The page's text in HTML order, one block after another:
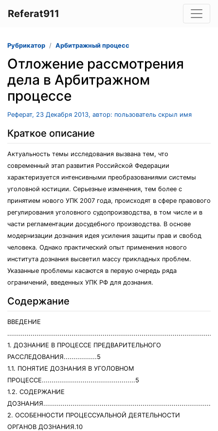
Referat911
Рубрикатор Арбитражный процесс
Отложение рассмотрения
дела в Арбитражном
процессе
Реферат, 23 Декабря 2013, автор: пользователь скрыл имя
Краткое описание
Актуальность темы исследования вызвана тем, что
современный этап развития Российской Федерации
характеризуется интенсивными преобразованиями системы
уголовной юстиции. Серьезные изменения, тем более с
принятием нового УПК 2007 года, происходят в сфере правового
регулирования уголовного судопроизводства, в том числе и в
части регламентации досудебного производства. В основе
модернизации дознания идея усиления защиты прав и свобод
человека. Однако практический опыт применения нового
института дознания высветил массу прикладных проблем.
Указанные проблемы касаются в первую очередь ряда
ограничений, введенных УПК РФ для дознания.
Содержание
ВВЕДЕНИЕ
1. ДОЗНАНИЕ В ПРОЦЕССЕ ПРЕДВАРИТЕЛЬНОГО
РАССЛЕДОВАНИЯ.................5
1.1. ПОНЯТИЕ ДОЗНАНИЯ В УГОЛОВНОМ
ПРОЦЕССЕ................................................5
1.2. СОДЕРЖАНИЕ
2. ОСОБЕННОСТИ ПРОЦЕССУАЛЬНОЙ ДЕЯТЕЛЬНОСТИ
ОРГАНОВ ДОЗНАНИЯ.10